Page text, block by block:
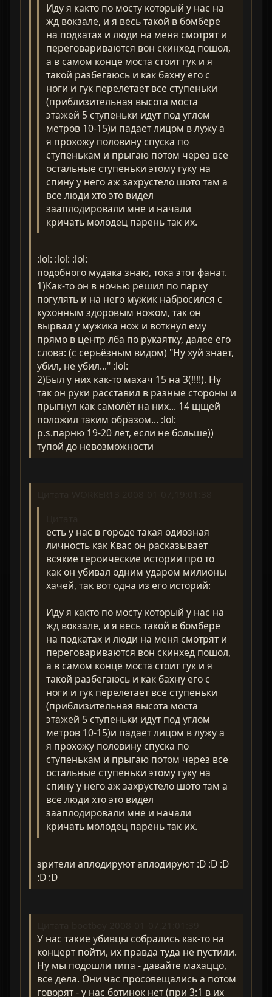
Иду я както по мосту который у нас на
жд вокзале, и я весь такой в бомбере
на подкатах и люди на меня смотрят и
переговариваются вон скинхед пошол,
а в самом конце моста стоит гук и я
такой разбегаюсь и как бахну его с
ноги и гук перелетает все ступеньки
(приблизительная высота моста
этажей 5 ступеньки идут под углом
метров 10-15)и падает лицом в лужу а
я прохожу половину спуска по
ступенькам и прыгаю потом через все
остальные ступеньки этому гуку на
спину у него аж захрустело шото там а
все люди хто это видел
зааплодировали мне и начали
кричать молодец парень так их.
:lol: :lol: :lol:
подобного мудака знаю, тока этот фанат.
1)Как-то он в ночью решил по парку
погулять и на него мужик набросился с
кухонным здоровым ножом, так он
вырвал у мужика нож и воткнул ему
прямо в центр лба по рукаятку, далее его
слова: (с серьёзным видом) "Ну хуй знает,
убил, не убил..." :lol:
2)Был у них как-то махач 15 на 3(!!!!). Ну
так он руки расставил в разные стороны и
прыгнул как самолёт на них... 14 щщей
положил таким образом... :lol:
p.s.парню 19-20 лет, если не больше))
тупой до невозможности
есть у нас в городе такая одиозная
личность как Квас он расказывает
всякие героические истории про то
как он убивал одним ударом милионы
хачей, так вот одна из его историй:
Иду я както по мосту который у нас на
жд вокзале, и я весь такой в бомбере
на подкатах и люди на меня смотрят и
переговариваются вон скинхед пошол,
а в самом конце моста стоит гук и я
такой разбегаюсь и как бахну его с
ноги и гук перелетает все ступеньки
(приблизительная высота моста
этажей 5 ступеньки идут под углом
метров 10-15)и падает лицом в лужу а
я прохожу половину спуска по
ступенькам и прыгаю потом через все
остальные ступеньки этому гуку на
спину у него аж захрустело шото там а
все люди хто это видел
зааплодировали мне и начали
кричать молодец парень так их.
зрители аплодируют аплодируют :D :D :D
:D :D
У нас такие убивцы собрались как-то на
концерт пойти, их правда туда не пустили.
Ну мы подошли типа - давайте махаццо,
все дела. Они час просовещались а потом
говорят - у нас ботинок нет (при 3:1 в их